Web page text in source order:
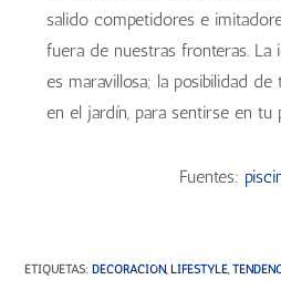
salido competidores e
fuera de nuestras fronteras. La
es maravillosa; la posibilidad de
en el jardín, para sentirse en tu
Fuentes:
ETIQUETAS:DECORACIÓN, LIFESTYLE,